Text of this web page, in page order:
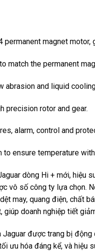
permanent magnet motor,
match the permanent
abrasion and liquid
precision rotor and gear.
alarm, control and
ensure temperature
dòng Hi + mới, hiệu
vô số công ty lựa chọn.
may, quang điện, chất
doanh nghiệp tiết
được trang bị
ưu hóa đáng kể, và hiệu